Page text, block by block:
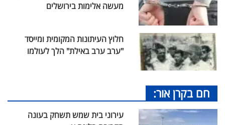
מעשה אלימות בירושלים
חלוץ העיתונות המקומית ומייסד
"ערב ערב באילת" הלך לעולמו
חם בקרן אור:
עירוני בית שמש תשחק בעונה